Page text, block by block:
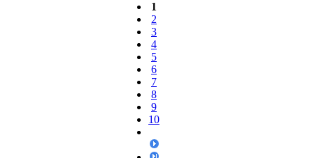
1
2
3
4
5
6
7
8
9
10